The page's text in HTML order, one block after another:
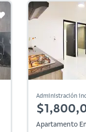
Administración
Apartamento